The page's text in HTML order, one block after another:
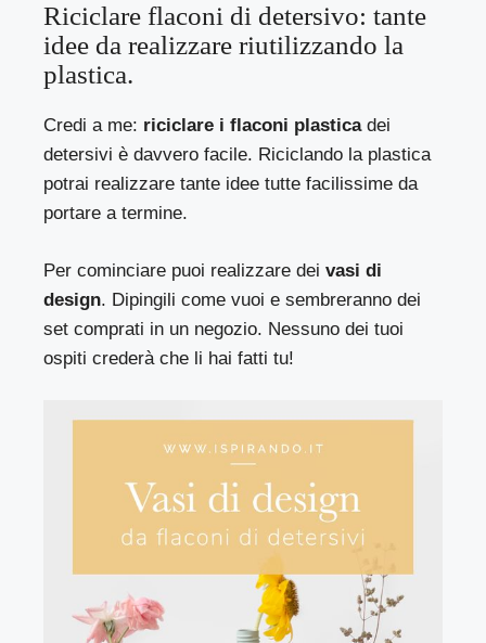
Riciclare flaconi di detersivo: tante
idee da realizzare riutilizzando la
plastica.
Credi a me: riciclare i flaconi plasticadei
detersivi è davvero facile. Riciclando la plastica
potrai realizzare tante idee tutte facilissime da
portare a termine.
Per cominciare puoi realizzare deivasi di
design. Dipingili come vuoi e sembreranno dei
set comprati in un negozio. Nessuno dei tuoi
ospiti crederà che li hai fatti tu!